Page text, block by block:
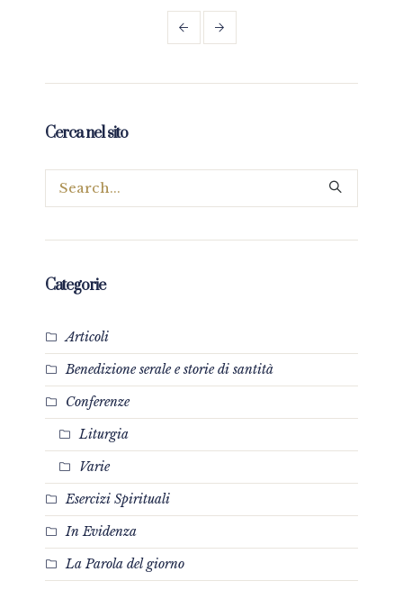
Cerca nel sito
Categorie
Articoli
Benedizione serale e storie di santità
Conferenze
Liturgia
Varie
Esercizi Spirituali
In Evidenza
La Parola del giorno